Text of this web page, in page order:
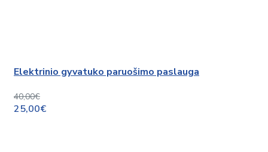
Elektrinio gyvatuko paruošimo paslauga
40,00€
25,00€